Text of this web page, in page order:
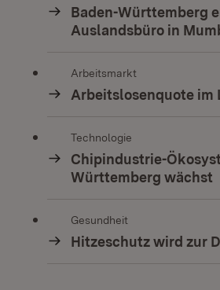
Baden-Württemberg
Auslandsbüro in
Arbeitsmarkt
Arbeitslosenquote im
Technologie
Chipindustrie-
Württemberg wächst
Gesundheit
Hitzeschutz wird zur